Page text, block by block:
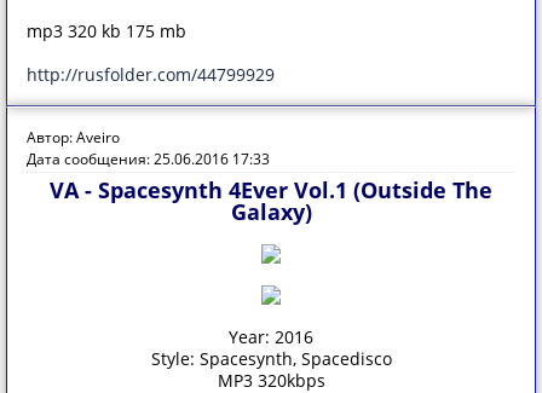
mp3 320 kb 175 mb
http://rusfolder.com/44799929
Автор: Aveiro
Дата сообщения: 25.06.2016 17:33
VA - Spacesynth 4Ever Vol.1 (Outside The
Galaxy)
Year: 2016
Style: Spacesynth, Spacedisco
MP3 320kbps